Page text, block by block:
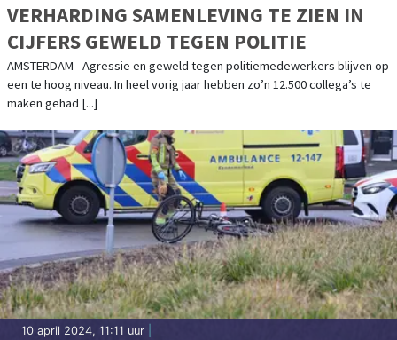
VERHARDING SAMENLEVING TE ZIEN IN
CIJFERS GEWELD TEGEN POLITIE
AMSTERDAM - Agressie en geweld tegen politiemedewerkers blijven op
een te hoog niveau. In heel vorig jaar hebben zo’n 12.500 collega’s te
maken gehad [...]
10 april 2024, 11:11 uur